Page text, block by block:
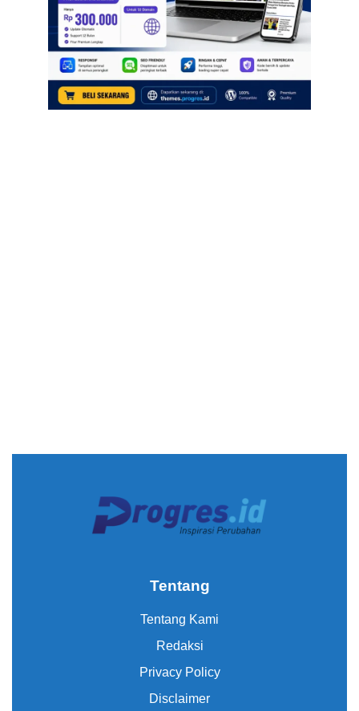
Tentang
Tentang Kami
Redaksi
Privacy Policy
Disclaimer